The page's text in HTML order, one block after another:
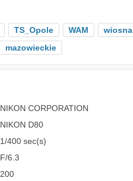
TS_Opole WAM
wiosna
mazowieckie
NIKON CORPORATION
NIKON D80
1/400 sec(s)
F/6.3
200